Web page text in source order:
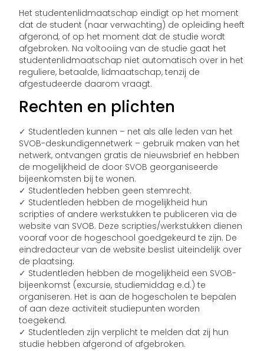
Het studentenlidmaatschap eindigt op het moment
dat de student (naar verwachting) de opleiding heeft
afgerond, of op het moment dat de studie wordt
afgebroken. Na voltooiing van de studie gaat het
studentenlidmaatschap niet automatisch over in het
reguliere, betaalde, lidmaatschap, tenzij de
afgestudeerde daarom vraagt.
Rechten en plichten
✓ Studentleden kunnen – net als alle leden van het
SVOB-deskundigennetwerk – gebruik maken van het
netwerk, ontvangen gratis de nieuwsbrief en hebben
de mogelijkheid de door SVOB georganiseerde
bijeenkomsten bij te wonen.
✓ Studentleden hebben geen stemrecht.
✓ Studentleden hebben de mogelijkheid hun
scripties of andere werkstukken te publiceren via de
website van SVOB. Deze scripties/werkstukken dienen
vooraf voor de hogeschool goedgekeurd te zijn. De
eindredacteur van de website beslist uiteindelijk over
de plaatsing.
✓ Studentleden hebben de mogelijkheid een SVOB-
bijeenkomst (excursie, studiemiddag e.d.) te
organiseren. Het is aan de hogescholen te bepalen
of aan deze activiteit studiepunten worden
toegekend.
✓ Studentleden zijn verplicht te melden dat zij hun
studie hebben afgerond of afgebroken.